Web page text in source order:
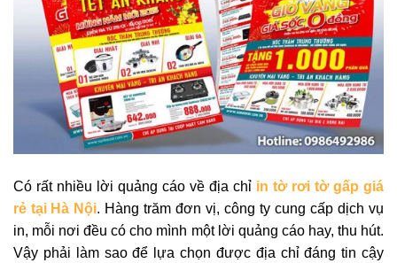
Có rất nhiều lời quảng cáo về địa chỉ in tờ rơi tờ gấp giá
rẻ tại Hà Nội. Hàng trăm đơn vị, công ty cung cấp dịch vụ
in, mỗi nơi đều có cho mình một lời quảng cáo hay, thu hút.
Vậy phải làm sao để lựa chọn được địa chỉ đáng tin cậy